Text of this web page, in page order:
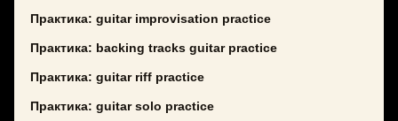
Практика: guitar improvisation practice
Практика: backing tracks guitar practice
Практика: guitar riff practice
Практика: guitar solo practice